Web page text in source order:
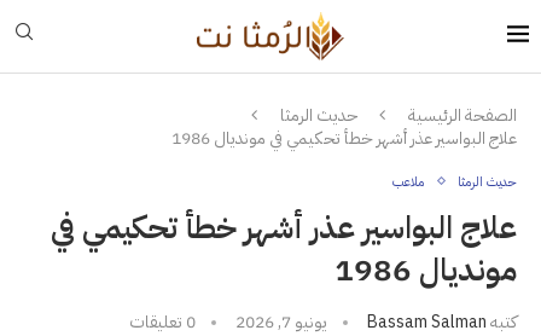
الصفحة الرئيسية
حديث الرمثا
علاج البواسير عذر أشهر خطأ تحكيمي في مونديال 1986
حديث الرمثا ملاعب
علاج البواسير عذر أشهر خطأ تحكيمي في
مونديال 1986
كتبهBassam Salman يونيو 7, 2026 0 تعليقات